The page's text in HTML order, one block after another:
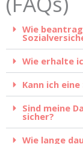
Wie
Wie erhalte
Kann ich
Sind meine
sicher?
Wie lange